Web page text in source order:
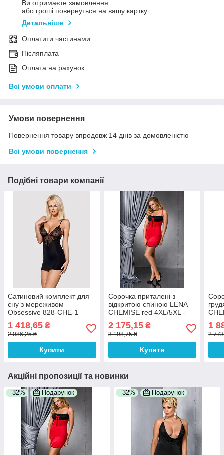
Ви отримаєте замовлення
або гроші повернуться на вашу картку
Детальніше
Оплатити частинами
Післяплата
Оплата на рахунок
Всі умови оплати
Умови повернення
Повернення товару впродовж 14 днів за домовленістю
Всі умови повернення
Подібні товари компанії
Сатиновий комплект для
сну з мереживом
Obsessive 828-CHE-1
чорний, сорочка, ст.
1 418,65 ₴
2 086,25 ₴
Купити
Сорочка приталені з
відкритою спиною LENA
CHEMISE red 4XL/5XL -
Анонімності
2 175,15₴
3 198,75 ₴
Купити
1
2
Акційні пропозиції та новинки
–32% Подарунок –32% Подарунок